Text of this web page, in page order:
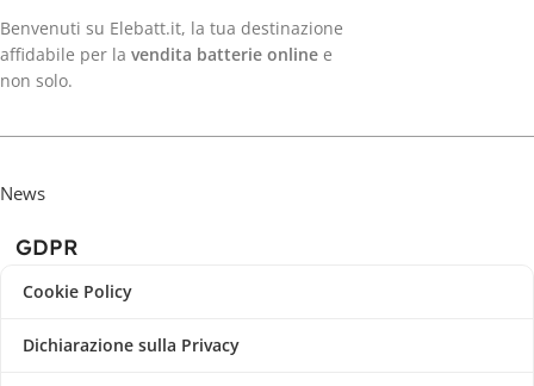
Benvenuti su Elebatt.it, la tua destinazione
affidabile per la vendita batterie online e
non solo.
News
GDPR
Cookie Policy
Dichiarazione sulla Privacy